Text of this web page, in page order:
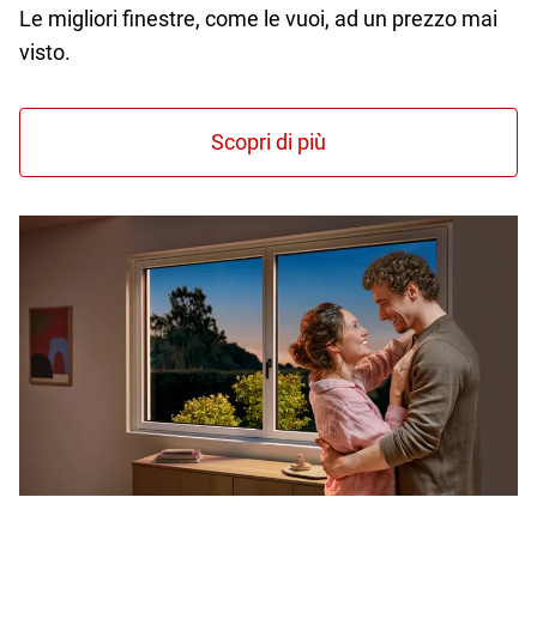
Le migliori finestre, come le vuoi, ad un prezzo mai
visto.